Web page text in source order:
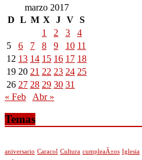
marzo 2017
D L M X J V S
1
2 3
4
5
6 7 8 9 10 11
12 13 14 15 16 17 18
19 20 21 22 23 24 25
26 27 28 29 30 31
« Feb
Abr »
Temas
aniversario Caracol Cultura cumpleaÃ±os Iglesia